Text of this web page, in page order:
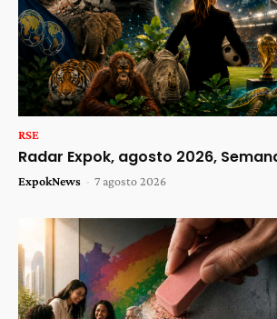
RSE
Radar Expok, agosto 2026,
ExpokNews - 7 agosto 2026